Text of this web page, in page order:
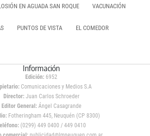
EN AGUADA SAN ROQUE VACUNACIÓN
PUNTOS DE VISTA EL COMEDOR
Información
Edición: 6952
Comunicaciones y Medios S.A
Director: Juan Carlos Schroeder
Editor General:Ángel Casagrande
Fotheringham 445, Neuquén (CP 8300)
(0299) 449 0400 / 449 0410